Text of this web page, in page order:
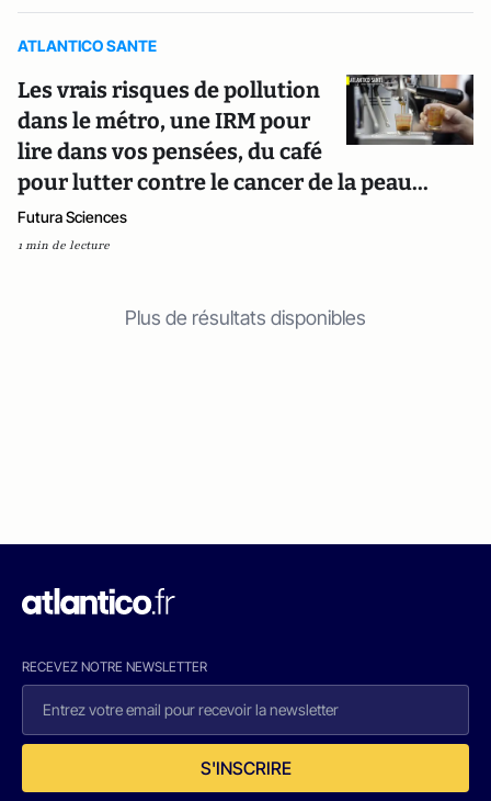
ATLANTICO SANTE
Les vrais risques de pollution
dans le métro, une IRM pour
lire dans vos pensées, du café
pour lutter contre le cancer de la peau...
Futura Sciences
1 min de lecture
Plus de résultats disponibles
RECEVEZ NOTRE NEWSLETTER
S'INSCRIRE